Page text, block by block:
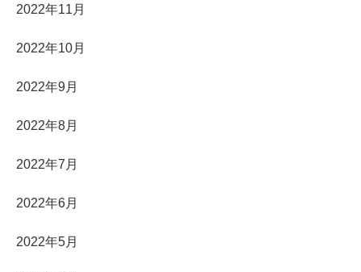
2022年11月
2022年10月
2022年9月
2022年8月
2022年7月
2022年6月
2022年5月